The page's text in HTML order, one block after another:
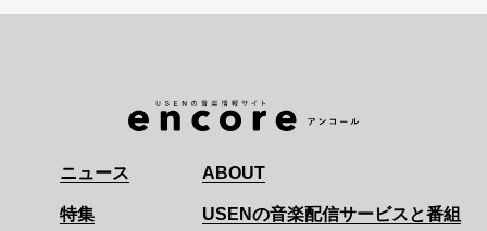
ニュース
特集
ABOUT
USENの音楽配信サービスと番組